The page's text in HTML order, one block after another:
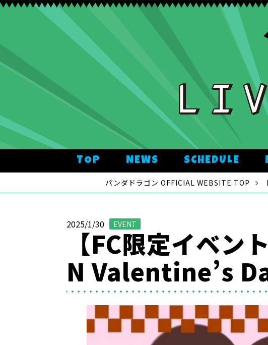
TOP NEWS SCHEDULE
パンダドラゴン OFFICIAL WEBSITE TOP
2025/1/30 EVENT
【FC限定イベ
N Valentine’s